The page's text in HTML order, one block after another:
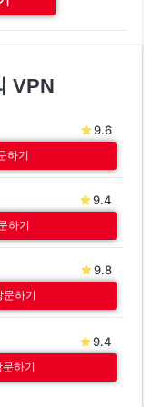
VPN
9.6
하기
9.4
하기
9.8
문하기
9.4
하기